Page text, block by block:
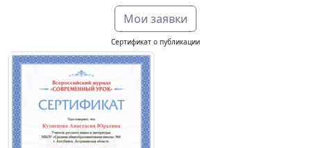
Мои заявки
Сертификат о публикации